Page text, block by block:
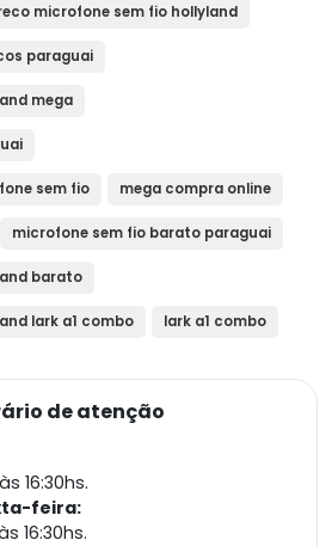
microfone sem fio hollyland
paraguai
mega
sem fio mega compra online
microfone sem fio barato paraguai
barato
lark a1 combo lark a1 combo
de atenção
16:30hs.
feira:
16:30hs.